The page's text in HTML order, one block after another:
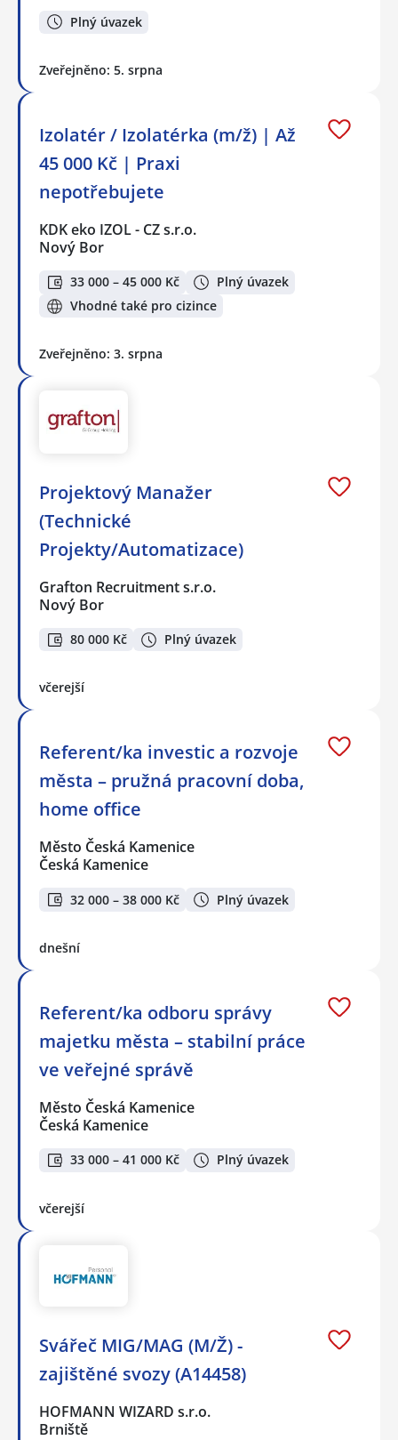
Plný úvazek
Zveřejněno: 5. srpna
Izolatér / Izolatérka (m/ž) | Až
45 000 Kč | Praxi
nepotřebujete
KDK eko IZOL - CZ s.r.o.
Nový Bor
33 000 – 45 000 Kč
Plný úvazek
Vhodné také pro cizince
Zveřejněno: 3. srpna
Projektový Manažer
(Technické
Projekty/Automatizace)
Grafton Recruitment s.r.o.
Nový Bor
80 000 Kč Plný úvazek
včerejší
Referent/ka investic a rozvoje
města – pružná pracovní doba,
home office
Město Česká Kamenice
Česká Kamenice
32 000 – 38 000 Kč Plný úvazek
dnešní
Referent/ka odboru správy
majetku města – stabilní práce
ve veřejné správě
Město Česká Kamenice
Česká Kamenice
33 000 – 41 000 Kč Plný úvazek
včerejší
Svářeč MIG/MAG (M/Ž) -
zajištěné svozy (A14458)
HOFMANN WIZARD s.r.o.
Brniště